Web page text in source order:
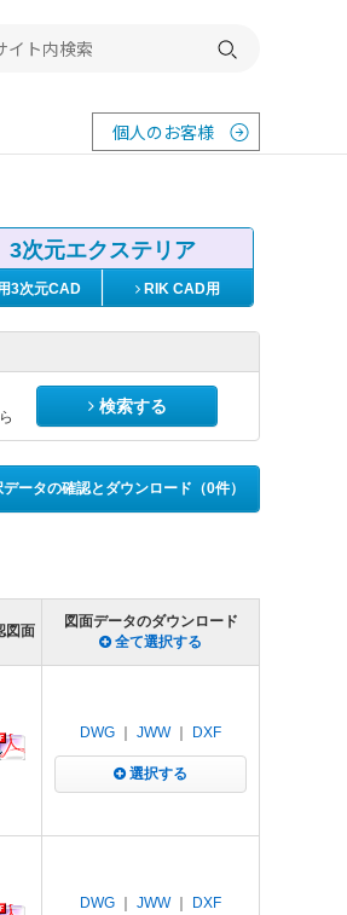
個人のお客様
検索する
3次元エクステリア
3次元CAD RIK CAD用
検索する
データの確認とダウンロード（0件）
図面
図面データのダウンロード
全て選択する
DWG JWW｜ DXF
選択する
DWG JWW｜ DXF